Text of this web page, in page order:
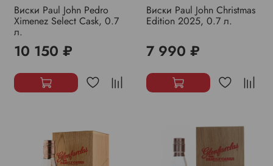
Виски Paul John Pedro
Ximenez Select Cask, 0.7
л.
10 150 ₽
Виски Paul John Christmas
Edition 2025, 0.7 л.
7 990 ₽